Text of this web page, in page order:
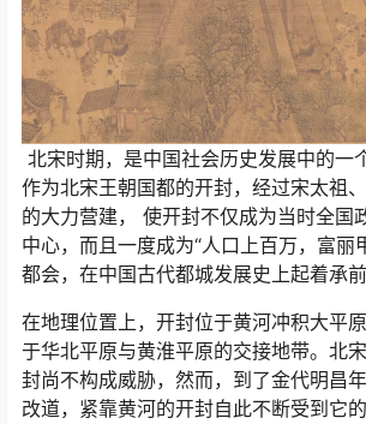
北宋时期，是中国社会历史发展中的一
作为北宋王朝国都的开封，经过宋太祖
的大力营建， 使开封不仅成为当时全国
中心，而且一度成为“人口上百万，富丽
都会，在中国古代都城发展史上起着承前
在地理位置上，开封位于黄河冲积大平
于华北平原与黄淮平原的交接地带。北
封尚不构成威胁，然而，到了金代明昌
改道，紧靠黄河的开封自此不断受到它